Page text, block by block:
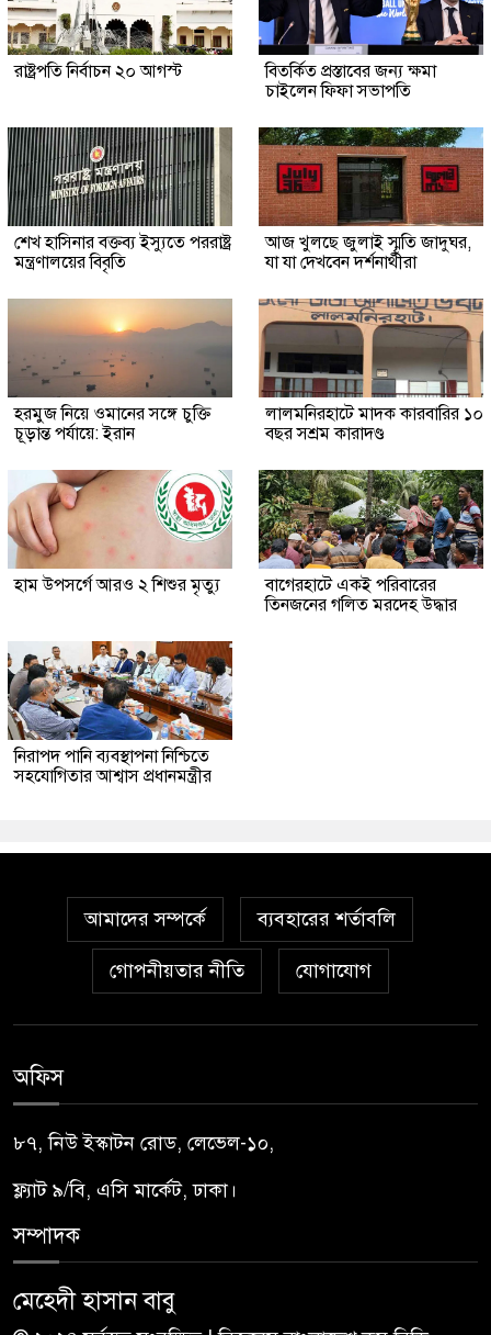
রাষ্ট্রপতি নির্বাচন ২০ আগস্ট
বিতর্কিত প্রস্তাবের জন্য ক্ষমা
চাইলেন ফিফা সভাপতি
শেখ হাসিনার বক্তব্য ইস্যুতে পররাষ্ট্র
মন্ত্রণালয়ের বিবৃতি
আজ খুলছে জুলাই স্মৃতি জাদুঘর,
যা যা দেখবেন দর্শনার্থীরা
হরমুজ নিয়ে ওমানের সঙ্গে চুক্তি
চূড়ান্ত পর্যায়ে: ইরান
লালমনিরহাটে মাদক কারবারির ১০
বছর সশ্রম কারাদণ্ড
হাম উপসর্গে আরও ২ শিশুর মৃত্যু
‎বাগেরহাটে একই পরিবারের
তিনজনের গলিত মরদেহ উদ্ধার
নিরাপদ পানি ব্যবস্থাপনা নিশ্চিতে
সহযোগিতার আশ্বাস প্রধানমন্ত্রীর
আমাদের সম্পর্কে ব্যবহারের শর্তাবলি
গোপনীয়তার নীতি যোগাযোগ
অফিস
৮৭, নিউ ইস্কাটন রোড, লেভেল-১০,
ফ্ল্যাট ৯/বি, এসি মার্কেট, ঢাকা।
সম্পাদক
মেহেদী হাসান বাবু